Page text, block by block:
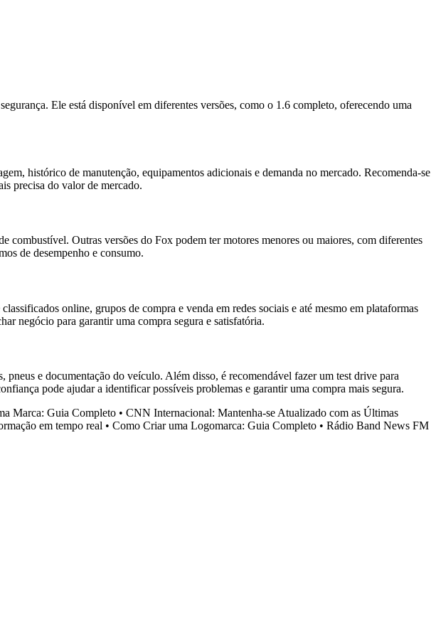
Ele está disponível em diferentes versões, como o 1.6 completo, oferecendo uma
histórico de manutenção, equipamentos adicionais e demanda no mercado. Recomenda-se
precisa do valor de mercado.
Outras versões do Fox podem ter motores menores ou maiores, com diferentes
de desempenho e consumo.
online, grupos de compra e venda em redes sociais e até mesmo em plataformas
negócio para garantir uma compra segura e satisfatória.
e documentação do veículo. Além disso, é recomendável fazer um test drive para
pode ajudar a identificar possíveis problemas e garantir uma compra mais segura.
Marca: Guia Completo • CNN Internacional: Mantenha-se Atualizado com as Últimas
em tempo real • Como Criar uma Logomarca: Guia Completo • Rádio Band News FM